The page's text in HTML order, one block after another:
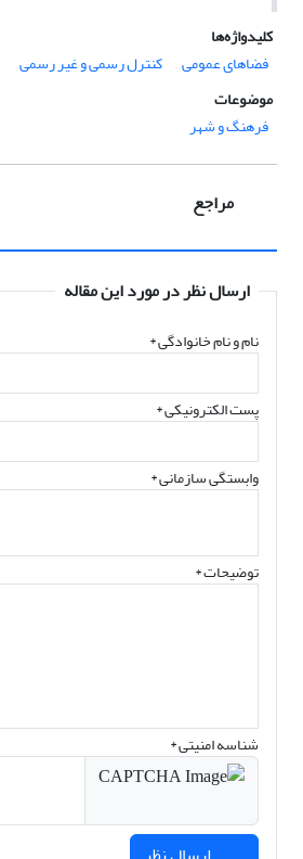
کلیدواژه‌ها
فضاهای عمومی
کنترل رسمی ‌‌و غیر رسمی
موضوعات
فرهنگ و شهر
مراجع
ارسال نظر در مورد این مقاله
نام و نام خانوادگی*
پست الکترونیکی*
وابستگی سازمانی *
توضیحات *
شناسه امنیتی *